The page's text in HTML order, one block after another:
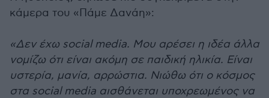
κάμερα του «Πάμε Δανάη»:
«Δεν έχω social media. Μου αρέσει η ιδέα άλλα
νομίζω ότι είναι ακόμη σε παιδική ηλικία. Είναι
υστερία, μανία, αρρώστια. Νιώθω ότι ο κόσμος
στα social media αισθάνεται υποχρεωμένος να